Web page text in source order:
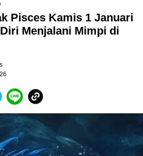
Pisces Kamis 1 Januari
Menjalani Mimpi di